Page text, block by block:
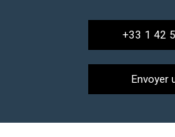
+33 1 42
Envoyer